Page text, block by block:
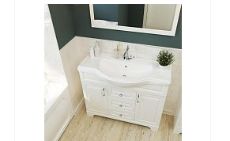
В корзину
Купить в 1 клик Сравнение
В избранное Под заказ